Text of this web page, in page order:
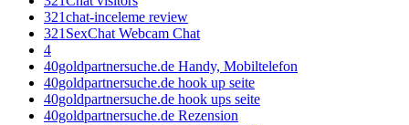
321chat-inceleme review
321SexChat Webcam Chat
4
40goldpartnersuche.de Handy, Mobiltelefon
40goldpartnersuche.de hook up seite
40goldpartnersuche.de hook ups seite
40goldpartnersuche.de Rezension